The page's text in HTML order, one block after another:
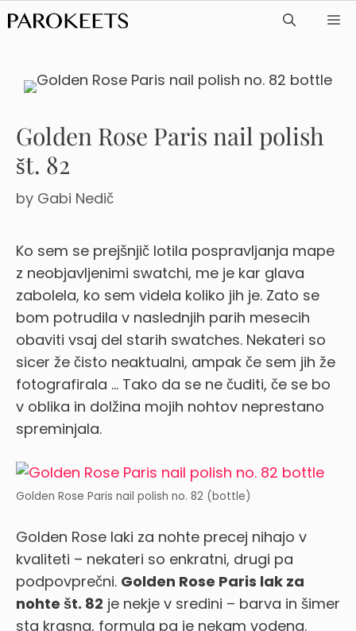
Skip
to
Golden Rose Paris nail polish
št. 82
by Gabi Nedič
Ko sem se prejšnjič lotila pospravljanja mape
z neobjavljenimi swatchi, me je kar glava
zabolela, ko sem videla koliko jih je. Zato se
bom potrudila v naslednjih parih mesecih
obaviti vsaj del starih swatches. Nekateri so
sicer že čisto neaktualni, ampak če sem jih že
fotografirala … Tako da se ne čuditi, če se bo
v oblika in dolžina mojih nohtov neprestano
spreminjala.
Golden Rose Paris nail polish no. 82 (bottle)
Golden Rose laki za nohte precej nihajo v
kvaliteti – nekateri so enkratni, drugi pa
podpovprečni. Golden Rose Paris lak za
nohte št. 82 je nekje v sredini – barva in šimer
sta krasna, formula pa je nekam vodena.